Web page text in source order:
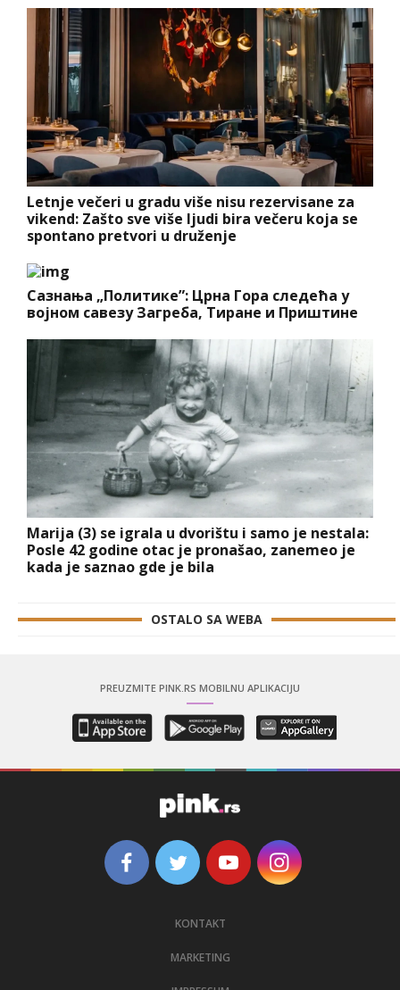
Letnje večeri u gradu više nisu rezervisane za
vikend: Zašto sve više ljudi bira večeru koja se
spontano pretvori u druženje
Сазнања „Политике”: Црна Гора следећа у
војном савезу Загреба, Тиране и Приштине
Marija (3) se igrala u dvorištu i samo je nestala:
Posle 42 godine otac je pronašao, zanemeo je
kada je saznao gde je bila
OSTALO SA WEBA
PREUZMITE PINK.RS MOBILNU APLIKACIJU
KONTAKT
MARKETING